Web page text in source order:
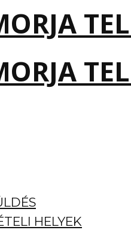
HELYEK